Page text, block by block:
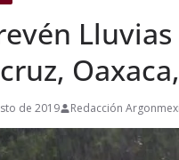
de 2019 Redacción